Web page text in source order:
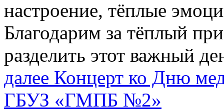
настроение, тёплые
Благодарим за тёплый
разделить этот важный
далее Концерт ко Дню
ГБУЗ «ГМПБ №2»